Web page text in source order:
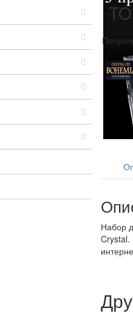
Набор
Crystal.